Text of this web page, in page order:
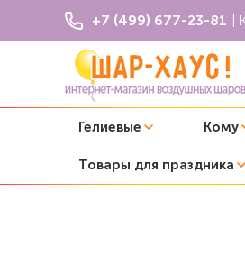
+7 (499) 677-23-81 |
Гелиевые Кому
Товары для праздника
Трансформеры